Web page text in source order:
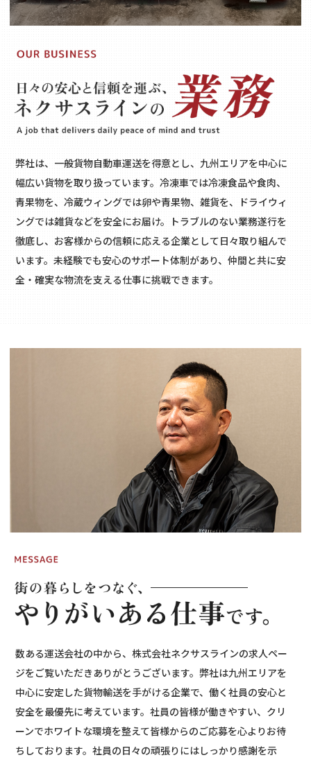
弊社は、一般貨物自動車運送を得意とし、九州エリアを中心に
幅広い貨物を取り扱っています。冷凍車では冷凍食品や食肉、
青果物を、冷蔵ウィングでは卵や青果物、雑貨を、ドライウィ
ングでは雑貨などを安全にお届け。トラブルのない業務遂行を
徹底し、お客様からの信頼に応える企業として日々取り組んで
います。未経験でも安心のサポート体制があり、仲間と共に安
全・確実な物流を支える仕事に挑戦できます。
数ある運送会社の中から、株式会社ネクサスラインの求人ペー
ジをご覧いただきありがとうございます。弊社は九州エリアを
中心に安定した貨物輸送を手がける企業で、働く社員の安心と
安全を最優先に考えています。社員の皆様が働きやすい、クリ
ーンでホワイトな環境を整えて皆様からのご応募を心よりお待
ちしております。社員の日々の頑張りにはしっかり感謝を示